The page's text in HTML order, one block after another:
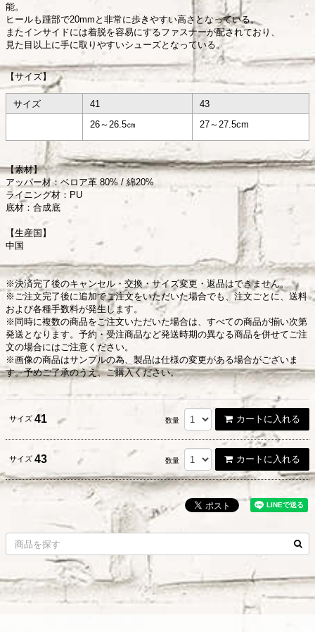
能。
ヒールも踵部で20mmと非常に歩きやすい高さとなっている。
またインサイドには着脱を容易にするファスナーが配されており、
見た目以上に手に取りやすいシューズとなっている。
【サイズ】
サイズ 41
43
26～26.5㎝
27～27.5cm
【素材】
アッパー材：ベロア革 80% / 綿20%
ライニング材：PU
底材：合成底
【生産国】
中国
※決済完了後のキャンセル・交換・サイズ変更・返品はできません。
※ご注文完了後に追加でご注文をいただいた場合でも、注文ごとに、送料
および各種手数料が発生します。
※同時に複数の商品をご注文いただいた場合は、すべての商品が揃い次第
発送となります。予約・受注商品など発送時期の異なる商品を併せてご注
文の場合にはご注意ください。
※画像の商品はサンプルの為、製品は仕様の変更がある場合がございま
す。予めご了承のうえ、ご購入ください。
サイズ 41 数量 カートに入れる
サイズ 43 数量 カートに入れる